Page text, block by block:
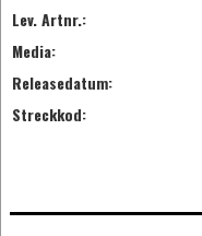
Lev. Artnr.:
Media:
Releasedatum:
Streckkod: